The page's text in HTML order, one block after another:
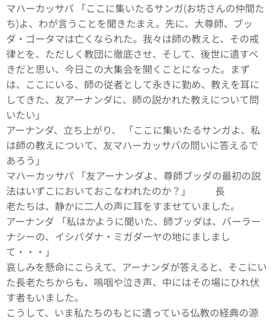
マハーカッサパ 「ここに集いたるサンガ(お坊さんの仲間た
ち)よ、わが言うことを聞きたまえ。先に、大尊師、ブッ
ダ・ゴータマは亡くなられた。我々は師の教えと、その戒
律とを、ただしく教団に徹底させ、そして、後世に遺すべ
きだと思い、今日この大集会を開くことになった。まず
は、ここにいる、師の従者として永きに勤め、教えを耳に
してきた、友アーナンダに、師の説かれた教えについて問
いたい」
アーナンダ、立ち上がり、 「ここに集いたるサンガよ、私
は師の教えについて、友マハーカッサパの問いに答えるで
あろう」
マハーカッサパ 「友アーナンダよ、尊師ブッダの最初の説
法はいずこにおいておこなわれたのか？」 長
老たちは、静かに二人の声に耳をすませていました。
アーナンダ 「私はかように聞いた、師ブッダは、バーラー
ナシーの、イシパダナ・ミガダーヤの地にましまし
て・・・」
哀しみを懸命にこらえて、アーナンダが答えると、そこにい
た長老たちからも、嗚咽や泣き声、中にはその場にひれ伏
す者もいました。
こうして、いま私たちのもとに遺っている仏教の経典の源